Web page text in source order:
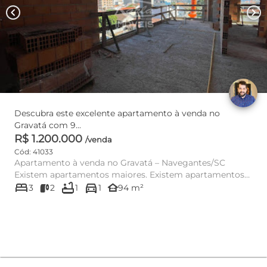
chevron_left chevron_right
Descubra este excelente apartamento à venda no
Gravatá com 9...
R$ 1.200.000 /venda
Cód: 41033
Apartamento à venda no Gravatá – Navegantes/SC
Existem apartamentos maiores. Existem apartamentos
mais baratos. Mas pou...
bed3 2 bathtub1 directions_car1 other_houses94 m²